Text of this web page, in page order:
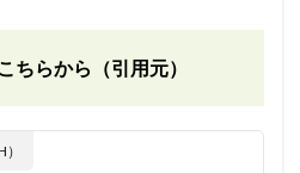
ちらから（引用元）